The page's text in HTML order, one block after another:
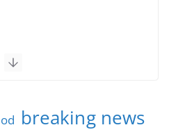
breaking news